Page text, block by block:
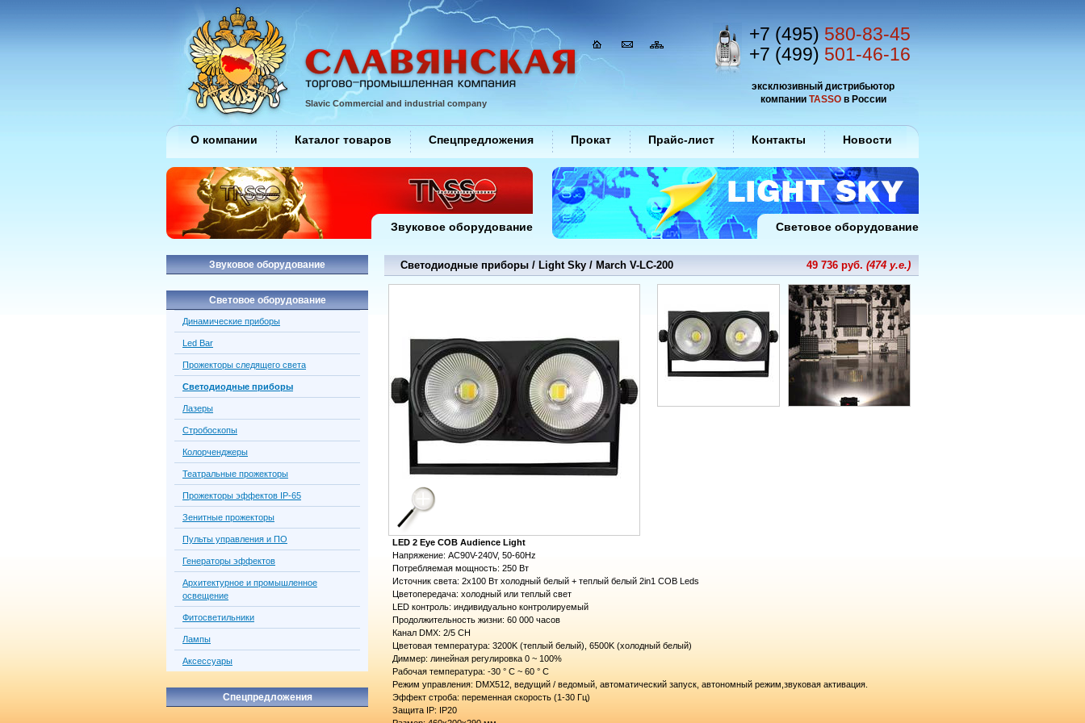
Светодиодные приборы / Light Sky / March V-LC-200 49 736 руб. (474 у.е.)
LED 2 Eye COB Audience Light
Напряжение: AC90V-240V, 50-60Hz
Потребляемая мощность: 250 Вт
Источник света: 2х100 Вт холодный белый + теплый белый 2in1 COB Leds
Цветопередача: холодный или теплый свет
LED контроль: индивидуально контролируемый
Продолжительность жизни: 60 000 часов
Канал DMX: 2/5 CH
Цветовая температура: 3200K (теплый белый), 6500K (холодный белый)
Диммер: линейная регулировка 0 ~ 100%
Рабочая температура: -30 ° C ~ 60 ° C
Режим управления: DMX512, ведущий / ведомый, автоматический запуск, автономный режим,звуковая активация.
Эффект строба: переменная скорость (1-30 Гц)
Защита IP: IP20
Звуковое оборудование
Световое оборудование
Динамические приборы
Led Bar
Прожекторы следящего света
Светодиодные приборы
Лазеры
Стробоскопы
Колорченджеры
Театральные прожекторы
Прожекторы эффектов IP-65
Зенитные прожекторы
Пульты управления и ПО
Генераторы эффектов
Архитектурное и промышленное
освещение
Фитосветильники
Лампы
Аксессуары
Спецпредложения
Slavic Commercial and industrial company
эксклюзивный дистрибьютор
компании TASSOв России
+7 (495) 580-83-45
+7 (499) 501-46-16
О компании Каталог товаров Спецпредложения Прокат Прайс-лист Контакты Новости
Звуковое оборудование Световое оборудование